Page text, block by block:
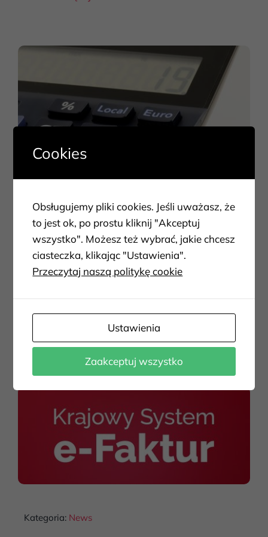
Kategoria: News
Limity podatkowe – jaka
wysokość w 2026 r.?
Kategoria: News
Cookies
Obsługujemy pliki cookies. Jeśli uważasz, że
to jest ok, po prostu kliknij "Akceptuj
wszystko". Możesz też wybrać, jakie chcesz
ciasteczka, klikając "Ustawienia".
Przeczytaj naszą politykę cookie
Ustawienia
Zaakceptuj wszystko